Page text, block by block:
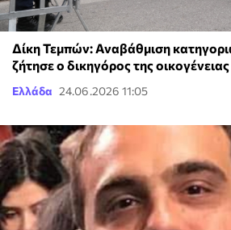
Δίκη Τεμπών: Αναβάθμιση
ζήτησε ο δικηγόρος της
Ελλάδα 24.06.2026 11:05